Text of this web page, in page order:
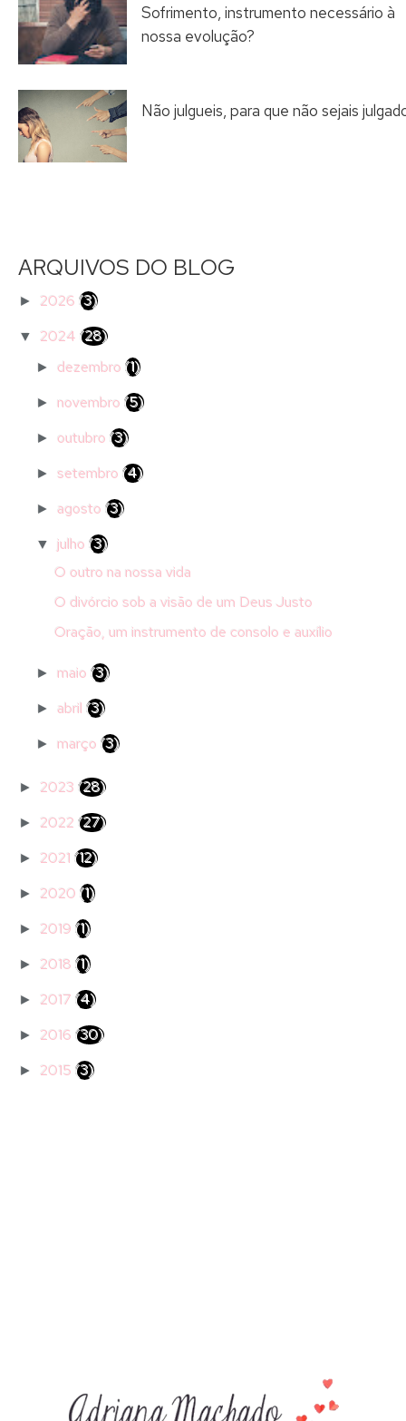
Sofrimento, instrumento necessário à
nossa evolução?
Não julgueis, para que não sejais
ARQUIVOS DO BLOG
► 2026 (3)
▼ 2024 (28)
► dezembro(1)
►novembro(5)
► outubro(3)
► setembro(4)
► agosto(3)
▼ julho(3)
O outro na nossa vida
O divórcio sob a visão de um Deus Justo
Oração, um instrumento de consolo e auxílio
►maio(3)
► abril(3)
►março(3)
► 2023 (28)
► 2022 (27)
► 2021 (12)
► 2020 (1)
► 2019 (1)
► 2018 (1)
► 2017 (4)
► 2016 (30)
► 2015 (3)